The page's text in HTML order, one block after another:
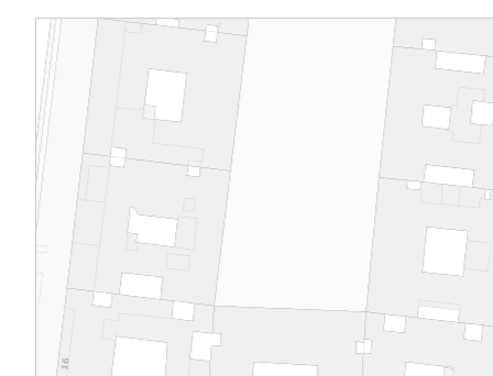
otra semejante, pero menor, sobre
orden dórico, en su fachada Norte.
gran vestíbulo de doble altura, recorrido
galería perimetral en el piso superior, la
alcanzaba con la escalera principal de dos
este nivel se disponían , adosados unos a
cuartos privados de los señores,
tocador, gabinete o retrete, en el inferior
salón, despacho, billar, mientras que el
reservaba para los criados y el sótano
bodega, despensa, plancha, lavadero, etc.
exterior es de gran austeridad, de espíritu
como los edificios de pisos, con revoco en
paramentos, cantería en jambas,
balcones y encadenados, y madera en el
notable vuelo y mayor riqueza ornamental.